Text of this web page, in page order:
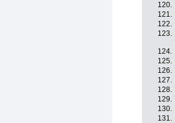
120.
121.
122.
123.
124.
125.
126.
127.
128.
129.
130.
131.